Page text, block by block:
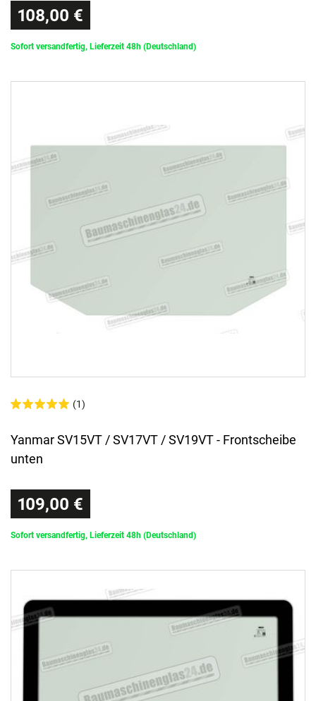
108,00 €
Sofort versandfertig, Lieferzeit 48h (Deutschland)
(1)
Yanmar SV15VT / SV17VT / SV19VT - Frontscheibe
unten
109,00 €
Sofort versandfertig, Lieferzeit 48h (Deutschland)